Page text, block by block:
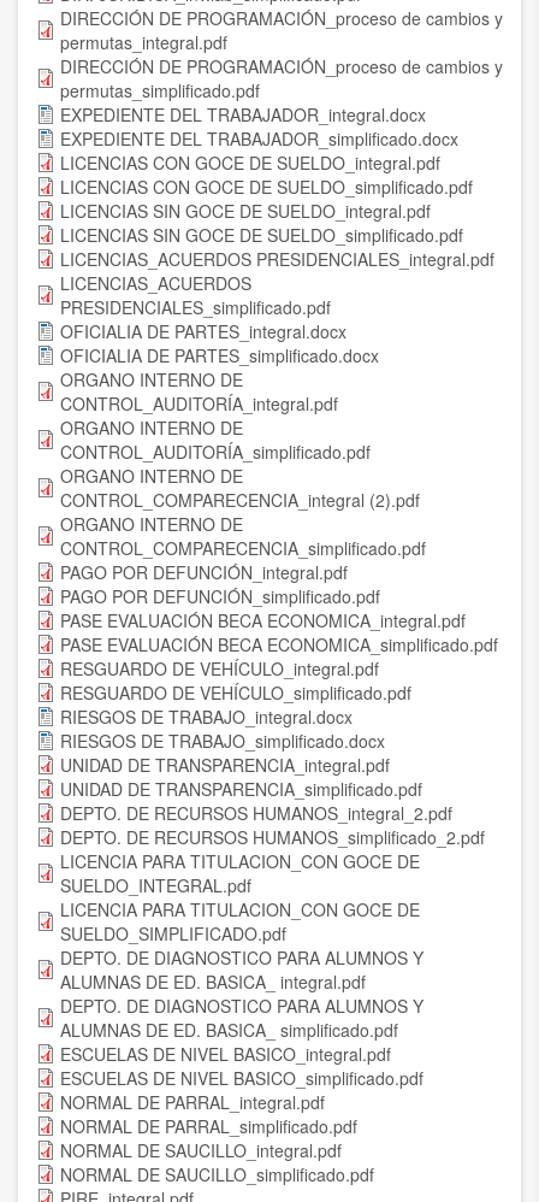
DIRECCIÓN DE PROGRAMACIÓN_proceso de cambios y
permutas_integral.pdf
DIRECCIÓN DE PROGRAMACIÓN_proceso de cambios y
permutas_simplificado.pdf
EXPEDIENTE DEL TRABAJADOR_integral.docx
EXPEDIENTE DEL TRABAJADOR_simplificado.docx
LICENCIAS CON GOCE DE SUELDO_integral.pdf
LICENCIAS CON GOCE DE SUELDO_simplificado.pdf
LICENCIAS SIN GOCE DE SUELDO_integral.pdf
LICENCIAS SIN GOCE DE SUELDO_simplificado.pdf
LICENCIAS_ACUERDOS PRESIDENCIALES_integral.pdf
LICENCIAS_ACUERDOS
PRESIDENCIALES_simplificado.pdf
OFICIALIA DE PARTES_integral.docx
OFICIALIA DE PARTES_simplificado.docx
ORGANO INTERNO DE
CONTROL_AUDITORÍA_integral.pdf
ORGANO INTERNO DE
CONTROL_AUDITORÍA_simplificado.pdf
ORGANO INTERNO DE
CONTROL_COMPARECENCIA_integral (2).pdf
ORGANO INTERNO DE
CONTROL_COMPARECENCIA_simplificado.pdf
PAGO POR DEFUNCIÓN_integral.pdf
PAGO POR DEFUNCIÓN_simplificado.pdf
PASE EVALUACIÓN BECA ECONOMICA_integral.pdf
PASE EVALUACIÓN BECA ECONOMICA_simplificado.pdf
RESGUARDO DE VEHÍCULO_integral.pdf
RESGUARDO DE VEHÍCULO_simplificado.pdf
RIESGOS DE TRABAJO_integral.docx
RIESGOS DE TRABAJO_simplificado.docx
UNIDAD DE TRANSPARENCIA_integral.pdf
UNIDAD DE TRANSPARENCIA_simplificado.pdf
DEPTO. DE RECURSOS HUMANOS_integral_2.pdf
DEPTO. DE RECURSOS HUMANOS_simplificado_2.pdf
LICENCIA PARA TITULACION_CON GOCE DE
SUELDO_INTEGRAL.pdf
LICENCIA PARA TITULACION_CON GOCE DE
SUELDO_SIMPLIFICADO.pdf
DEPTO. DE DIAGNOSTICO PARA ALUMNOS Y
ALUMNAS DE ED. BASICA_ integral.pdf
DEPTO. DE DIAGNOSTICO PARA ALUMNOS Y
ALUMNAS DE ED. BASICA_ simplificado.pdf
ESCUELAS DE NIVEL BASICO_integral.pdf
ESCUELAS DE NIVEL BASICO_simplificado.pdf
NORMAL DE PARRAL_integral.pdf
NORMAL DE PARRAL_simplificado.pdf
NORMAL DE SAUCILLO_integral.pdf
NORMAL DE SAUCILLO_simplificado.pdf